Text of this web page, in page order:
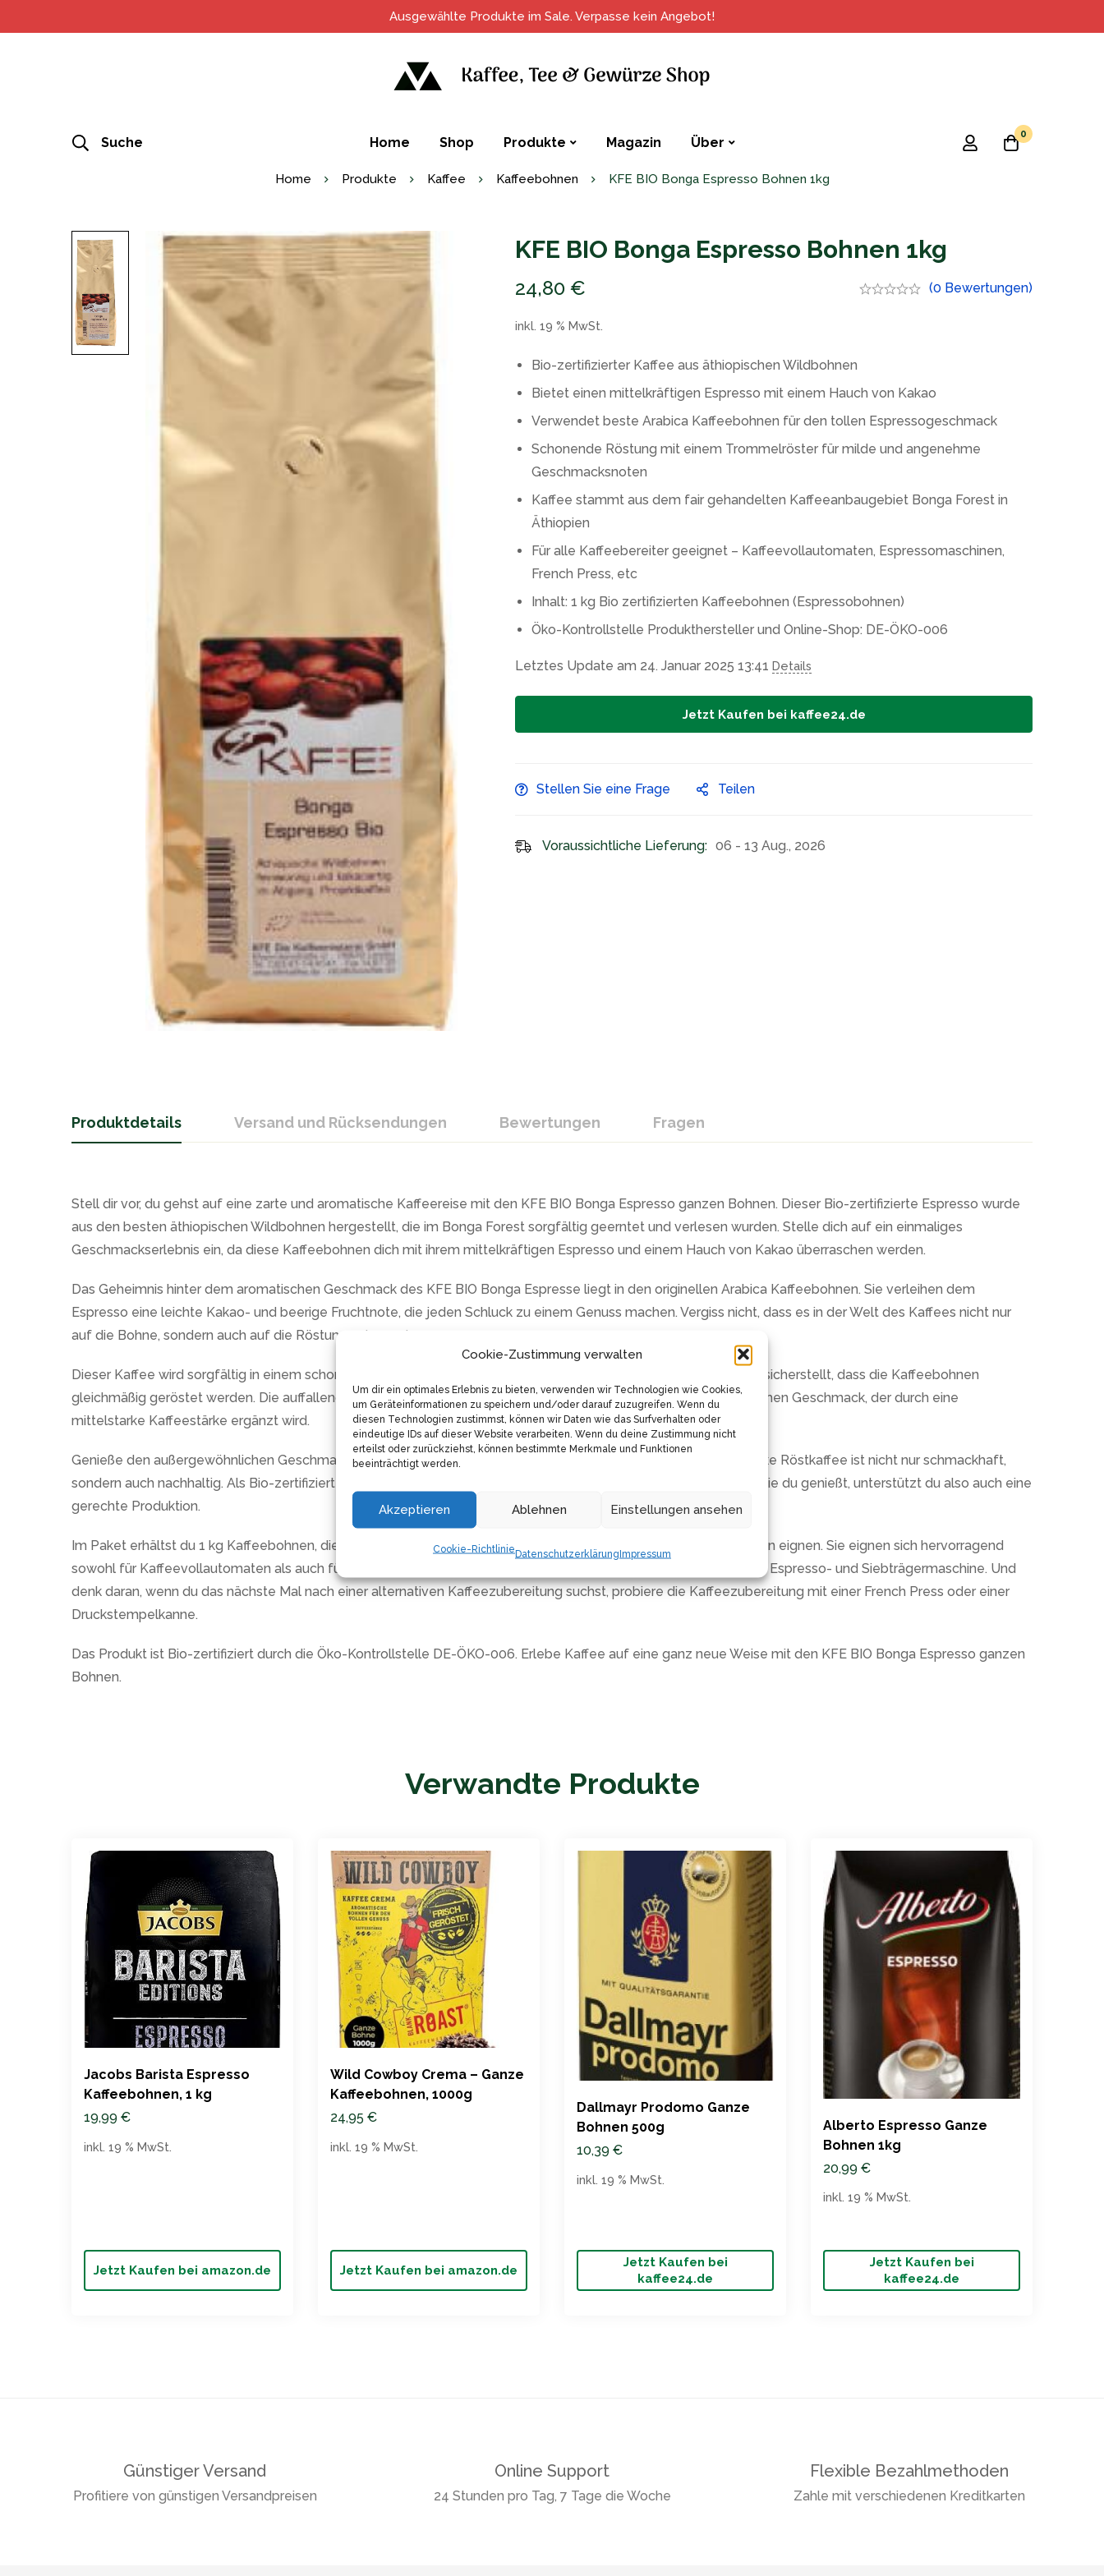
Cookie-Zustimmung verwalten
Um dir ein optimales Erlebnis zu bieten, verwenden wir Technologien wie Cookies,
um Geräteinformationen zu speichern und/oder darauf zuzugreifen. Wenn du
diesen Technologien zustimmst, können wir Daten wie das Surfverhalten oder
eindeutige IDs auf dieser Website verarbeiten. Wenn du deine Zustimmung nicht
erteilst oder zurückziehst, können bestimmte Merkmale und Funktionen
beeinträchtigt werden.
Akzeptieren Ablehnen Einstellungen ansehen
Cookie-RichtlinieDatenschutzerklärungImpressum
Ausgewählte Produkte im Sale. Verpasse kein Angebot!
Suche Home Shop Produkte Magazin Über
0
Home Produkte Kaffee Kaffeebohnen KFE BIO Bonga Espresso Bohnen 1kg
KFE BIO Bonga Espresso Bohnen 1kg
24,80 € (0 Bewertungen)
inkl. 19 % MwSt.
Bio-zertifizierter Kaffee aus äthiopischen Wildbohnen
Bietet einen mittelkräftigen Espresso mit einem Hauch von Kakao
Verwendet beste Arabica Kaffeebohnen für den tollen Espressogeschmack
Schonende Röstung mit einem Trommelröster für milde und angenehme
Geschmacksnoten
Kaffee stammt aus dem fair gehandelten Kaffeeanbaugebiet Bonga Forest in
Äthiopien
Für alle Kaffeebereiter geeignet – Kaffeevollautomaten, Espressomaschinen,
French Press, etc
Inhalt: 1 kg Bio zertifizierten Kaffeebohnen (Espressobohnen)
Öko-Kontrollstelle Produkthersteller und Online-Shop: DE-ÖKO-006
Letztes Update am 24. Januar 2025 13:41 Details
Jetzt Kaufen bei kaffee24.de
Stellen Sie eine Frage Teilen
Voraussichtliche Lieferung: 06 - 13 Aug., 2026
Produktdetails Versand und Rücksendungen Bewertungen Fragen
Stell dir vor, du gehst auf eine zarte und aromatische Kaffeereise mit den KFE BIO Bonga Espresso ganzen Bohnen. Dieser Bio-zertifizierte Espresso wurde
aus den besten äthiopischen Wildbohnen hergestellt, die im Bonga Forest sorgfältig geerntet und verlesen wurden. Stelle dich auf ein einmaliges
Geschmackserlebnis ein, da diese Kaffeebohnen dich mit ihrem mittelkräftigen Espresso und einem Hauch von Kakao überraschen werden.
Das Geheimnis hinter dem aromatischen Geschmack des KFE BIO Bonga Espresse liegt in den originellen Arabica Kaffeebohnen. Sie verleihen dem
Espresso eine leichte Kakao- und beerige Fruchtnote, die jeden Schluck zu einem Genuss machen. Vergiss nicht, dass es in der Welt des Kaffees nicht nur
auf die Bohne, sondern auch auf die Röstung ankommt.
Dieser Kaffee wird sorgfältig in einem schonenden Trommelröster geröstet, ein traditionelles Röstverfahren, das sicherstellt, dass die Kaffeebohnen
gleichmäßig geröstet werden. Die auffallende Röstzeit von etwa 20 Minuten sorgt für einen milden und angenehmen Geschmack, der durch eine
mittelstarke Kaffeestärke ergänzt wird.
Genieße den außergewöhnlichen Geschmack, der gleichzeitig kakaoartig und fruchtig beerig ist. Dieser mittelstarke Röstkaffee ist nicht nur schmackhaft,
sondern auch nachhaltig. Als Bio-zertifizierter Kaffee stammt er aus fair gehandelten Bereichen. Mit jeder Tasse, die du genießt, unterstützt du also auch eine
gerechte Produktion.
Im Paket erhältst du 1 kg Kaffeebohnen, die vielseitig sind und sich für verschiedene Kaffeezubereitungsmethoden eignen. Sie eignen sich hervorragend
sowohl für Kaffeevollautomaten als auch für das klassische Mahlen mit einer Kaffeemühle für den Einsatz in einer Espresso- und Siebträgermaschine. Und
denk daran, wenn du das nächste Mal nach einer alternativen Kaffeezubereitung suchst, probiere die Kaffeezubereitung mit einer French Press oder einer
Druckstempelkanne.
Das Produkt ist Bio-zertifiziert durch die Öko-Kontrollstelle DE-ÖKO-006. Erlebe Kaffee auf eine ganz neue Weise mit den KFE BIO Bonga Espresso ganzen
Bohnen.
Verwandte Produkte
Jacobs Barista Espresso
Kaffeebohnen, 1 kg
19,99 €
Jetzt Kaufen bei amazon.de
inkl. 19 % MwSt.
Wild Cowboy Crema – Ganze
Kaffeebohnen, 1000g
24,95 €
Jetzt Kaufen bei amazon.de
inkl. 19 % MwSt.
Dallmayr Prodomo Ganze
Bohnen 500g
10,39 €
Jetzt Kaufen bei
kaffee24.de
inkl. 19 % MwSt.
Alberto Espresso Ganze
Bohnen 1kg
20,99 €
Jetzt Kaufen bei
kaffee24.de
inkl. 19 % MwSt.
Günstiger Versand
Profitiere von günstigen Versandpreisen
Online Support
24 Stunden pro Tag, 7 Tage die Woche
Flexible Bezahlmethoden
Zahle mit verschiedenen Kreditkarten